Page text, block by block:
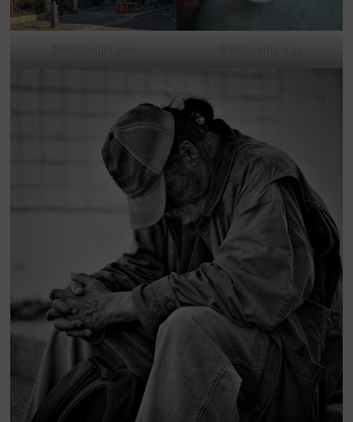
© Saint Ambroise © Saint Ambroise